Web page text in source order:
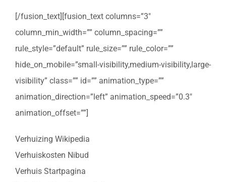
[/fusion_text][fusion_text columns=”3″
column_min_width=”” column_spacing=””
rule_style=”default” rule_size=”” rule_color=””
hide_on_mobile=”small-visibility,medium-visibility,large-
visibility” class=”” id=”” animation_type=””
animation_direction=”left” animation_speed=”0.3″
animation_offset=””]
Verhuizing Wikipedia
Verhuiskosten Nibud
Verhuis Startpagina